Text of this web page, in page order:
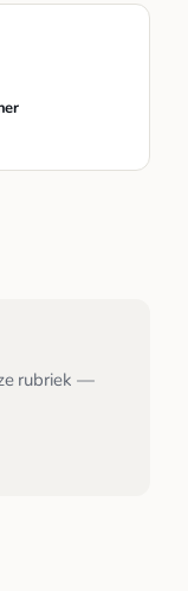
rubriek —